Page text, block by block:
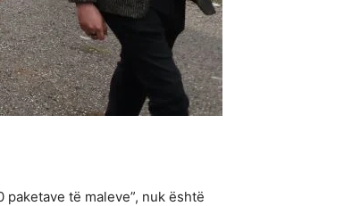
të maleve”, nuk është